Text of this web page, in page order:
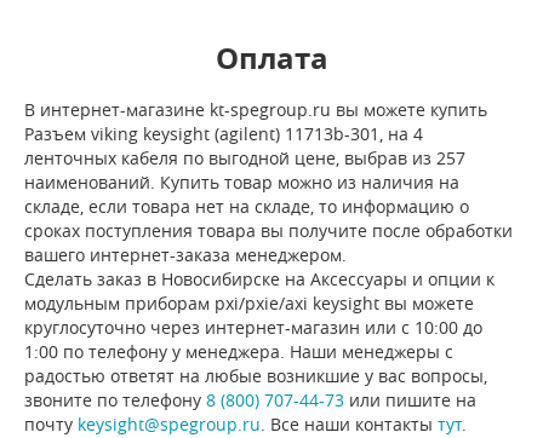
Оплата
В интернет-магазине kt-spegroup.ru вы можете купить
Разъем viking keysight (agilent) 11713b-301, на 4
ленточных кабеля по выгодной цене, выбрав из 257
наименований. Купить товар можно из наличия на
складе, если товара нет на складе, то информацию о
сроках поступления товара вы получите после обработки
вашего интернет-заказа менеджером.
Сделать заказ в Новосибирске на Аксессуары и опции к
модульным приборам pxi/pxie/axi keysight вы можете
круглосуточно через интернет-магазин или с 10:00 до
1:00 по телефону у менеджера. Наши менеджеры с
радостью ответят на любые возникшие у вас вопросы,
звоните по телефону 8 (800) 707-44-73 или пишите на
почту keysight@spegroup.ru. Все наши контакты тут.